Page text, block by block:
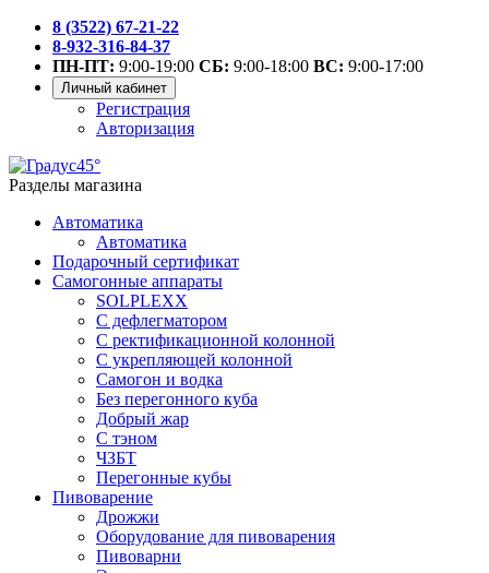
8 (3522) 67-21-22
8-932-316-84-37
ПН-ПТ: 9:00-19:00 СБ: 9:00-18:00 ВС: 9:00-17:00
Личный кабинет
Регистрация
Авторизация
Разделы магазина
Автоматика
Автоматика
Подарочный сертификат
Самогонные аппараты
SOLPLEXX
С дефлегматором
С ректификационной колонной
С укрепляющей колонной
Самогон и водка
Без перегонного куба
Добрый жар
С тэном
ЧЗБТ
Перегонные кубы
Пивоварение
Дрожжи
Оборудование для пивоварения
Пивоварни